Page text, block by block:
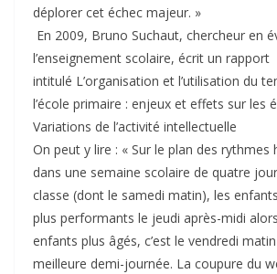
déplorer cet échec majeur. »
En 2009, Bruno Suchaut, chercheur en
l’enseignement scolaire, écrit un rapport
intitulé L’organisation et l’utilisation du
l’école primaire : enjeux et effets sur les
Variations de l’activité intellectuelle
On peut y lire : « Sur le plan des rythmes
dans une semaine scolaire de quatre
classe (dont le samedi matin), les
plus performants le jeudi après-midi
enfants plus âgés, c’est le vendredi
meilleure demi-journée. La coupure du